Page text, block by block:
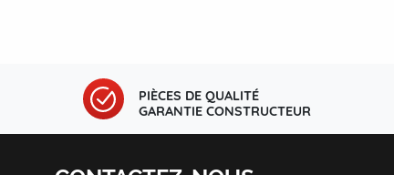
PIÈCES DE QUALITÉ
GARANTIE CONSTRUCTEUR